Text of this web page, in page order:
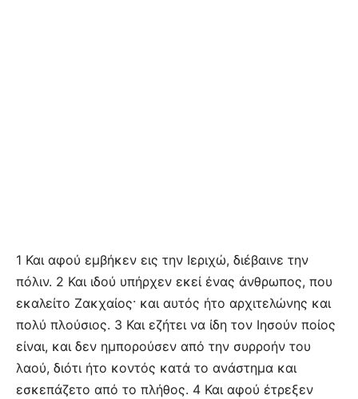
1 Και αφού εμβήκεν εις την Ιεριχώ, διέβαινε την
πόλιν. 2 Και ιδού υπήρχεν εκεί ένας άνθρωπος, που
εκαλείτο Ζακχαίος· και αυτός ήτο αρχιτελώνης και
πολύ πλούσιος. 3 Και εζήτει να ίδη τον Ιησούν ποίος
είναι, και δεν ημπορούσεν από την συρροήν του
λαού, διότι ήτο κοντός κατά το ανάστημα και
εσκεπάζετο από το πλήθος. 4 Και αφού έτρεξεν